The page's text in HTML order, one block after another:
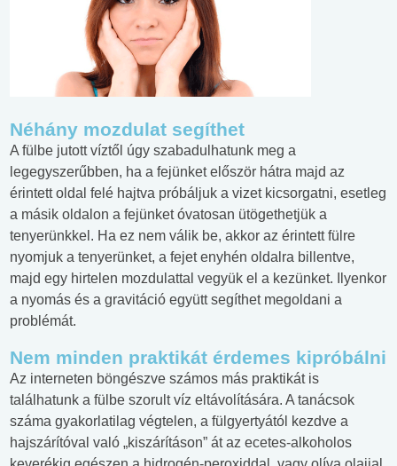
Néhány mozdulat segíthet
A fülbe jutott víztől úgy szabadulhatunk meg a
legegyszerűbben, ha a fejünket először hátra majd az
érintett oldal felé hajtva próbáljuk a vizet kicsorgatni, esetleg
a másik oldalon a fejünket óvatosan ütögethetjük a
tenyerünkkel. Ha ez nem válik be, akkor az érintett fülre
nyomjuk a tenyerünket, a fejet enyhén oldalra billentve,
majd egy hirtelen mozdulattal vegyük el a kezünket. Ilyenkor
a nyomás és a gravitáció együtt segíthet megoldani a
problémát.
Nem minden praktikát érdemes kipróbálni
Az interneten böngészve számos más praktikát is
találhatunk a fülbe szorult víz eltávolítására. A tanácsok
száma gyakorlatilag végtelen, a fülgyertyától kezdve a
hajszárítóval való „kiszárításon” át az ecetes-alkoholos